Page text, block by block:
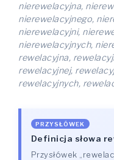
nierewelacyjna,
nierewelacyjnego,
nierewelacyjni,
nierewelacyjnych,
rewelacyjna,
rewelacyjnej,
rewelacyjnych,
PRZYSŁÓWEK
Definicja słowa
Przysłówek